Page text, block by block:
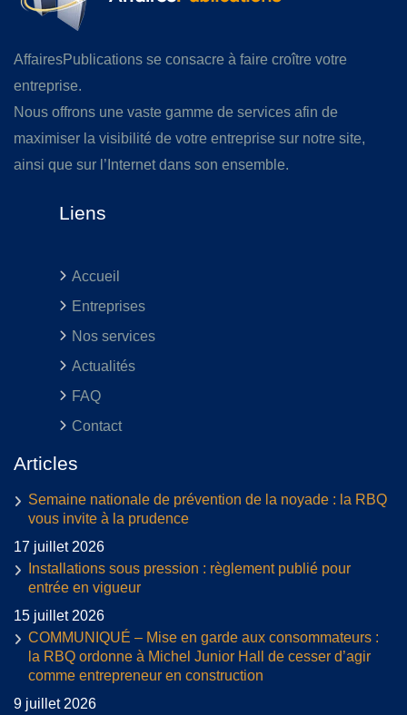
AffairesPublications se consacre à faire croître votre
entreprise.
Nous offrons une vaste gamme de services afin de
maximiser la visibilité de votre entreprise sur notre site,
ainsi que sur l’Internet dans son ensemble.
Liens
Accueil
Entreprises
Nos services
Actualités
FAQ
Contact
Articles
Semaine nationale de prévention de la noyade : la RBQ
vous invite à la prudence
17 juillet 2026
Installations sous pression : règlement publié pour
entrée en vigueur
15 juillet 2026
COMMUNIQUÉ – Mise en garde aux consommateurs :
la RBQ ordonne à Michel Junior Hall de cesser d’agir
comme entrepreneur en construction
9 juillet 2026